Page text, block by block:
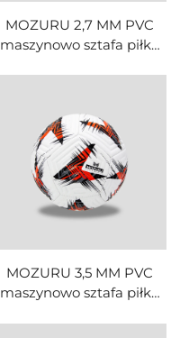
MOZURU 2,7 MM PVC
maszynowo sztafa piłka
MOZURU 3,5 MM PVC
maszynowo sztafa piłka